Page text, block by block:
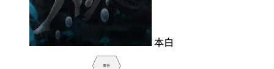
本白